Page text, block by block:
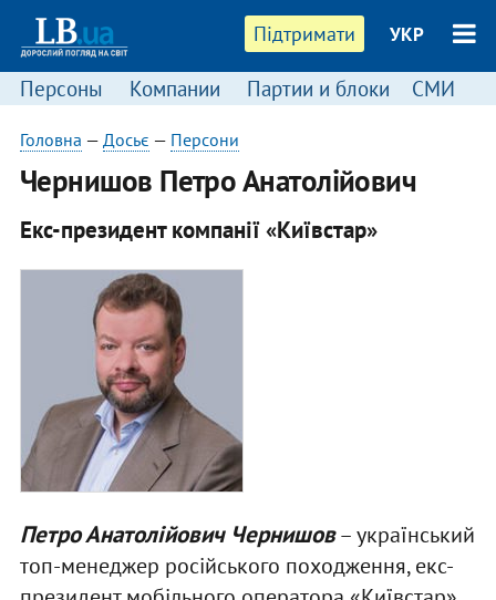
Підтримати УКР
Персоны Компании Партии и блоки СМИ
Головна — Досьє — Персони
Чернишов Петро Анатолійович
Екс-президент компанії «Київстар»
Петро Анатолійович Чернишов– український
топ-менеджер російського походження, екс-